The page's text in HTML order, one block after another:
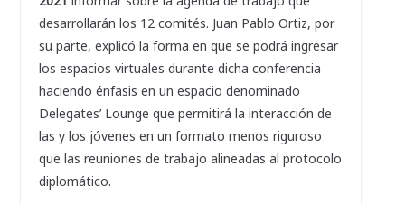
desarrollarán los 12 comités. Juan Pablo Ortiz, por
su parte, explicó la forma en que se podrá ingresar
los espacios virtuales durante dicha conferencia
haciendo énfasis en un espacio denominado
Delegates’ Lounge que permitirá la interacción de
las y los jóvenes en un formato menos riguroso
que las reuniones de trabajo alineadas al protocolo
diplomático.